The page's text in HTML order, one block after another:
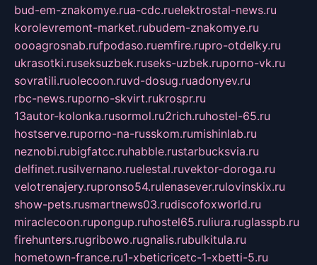
bud-em-znakomye.rua-cdc.ruelektrostal-news.ru
korolevremont-market.rubudem-znakomye.ru
oooagrosnab.rufpodaso.ruemfire.rupro-otdelky.ru
ukrasotki.ruseksuzbek.ruseks-uzbek.ruporno-vk.ru
sovratili.ruolecoon.ruvd-dosug.ruadonyev.ru
rbc-news.ruporno-skvirt.rukrospr.ru
13autor-kolonka.rusormol.ru2rich.ruhostel-65.ru
hostserve.ruporno-na-russkom.rumishinlab.ru
neznobi.rubigfatcc.ruhabble.rustarbucksvia.ru
delfinet.rusilvernano.ruelestal.ruvektor-doroga.ru
velotrenajery.rupronso54.rulenasever.rulovinskix.ru
show-pets.rusmartnews03.rudiscofoxworld.ru
miraclecoon.rupongup.ruhostel65.ruliura.ruglasspb.ru
firehunters.rugribowo.rugnalis.rubulkitula.ru
hometown-france.ru1-xbeticricetc-1-xbetti-5.ru